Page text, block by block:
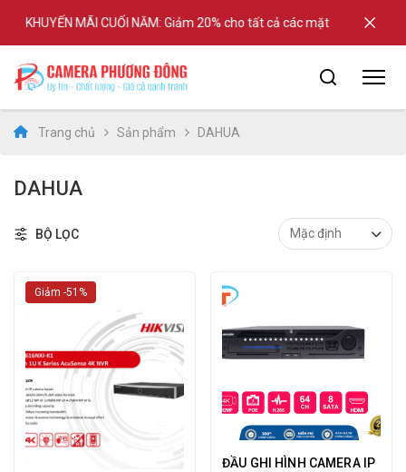
KHUYẾN MÃI CUỐI NĂM: Giảm 20% cho tất cả các mặt hàng tại shop
Trang chủ Sản phẩm DAHUA
DAHUA
BỘ LỌC
Giảm -51%
ĐẦU GHI HÌNH CAMERA IP